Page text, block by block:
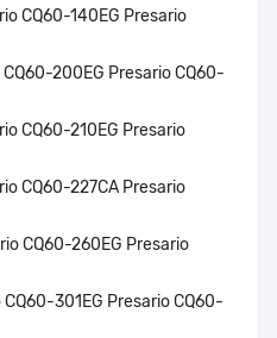
CQ60-140EG Presario
200EG Presario CQ60-
CQ60-210EG Presario
CQ60-227CA Presario
CQ60-260EG Presario
301EG Presario CQ60-